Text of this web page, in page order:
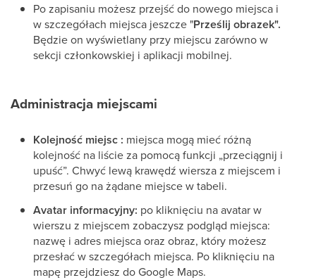
Po zapisaniu możesz przejść do nowego miejsca i
w szczegółach miejsca jeszcze "Prześlij obrazek".
Będzie on wyświetlany przy miejscu zarówno w
sekcji członkowskiej i aplikacji mobilnej.
Administracja miejscami
Kolejność miejsc : miejsca mogą mieć różną
kolejność na liście za pomocą funkcji „przeciągnij i
upuść”. Chwyć lewą krawędź wiersza z miejscem i
przesuń go na żądane miejsce w tabeli.
Avatar informacyjny: po kliknięciu na avatar w
wierszu z miejscem zobaczysz podgląd miejsca:
nazwę i adres miejsca oraz obraz, który możesz
przesłać w szczegółach miejsca. Po kliknięciu na
mapę przejdziesz do Google Maps.